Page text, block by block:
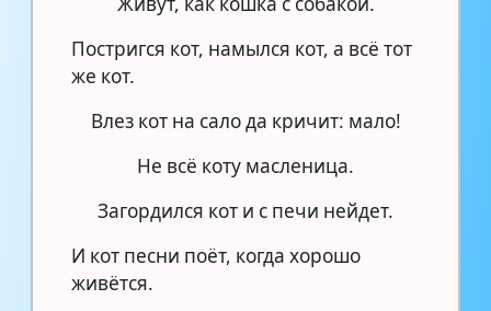
Постригся кот, намылся кот, а всё тот
же кот.
Влез кот на сало да кричит: мало!
Не всё коту масленица.
Загордился кот и с печи нейдет.
И кот песни поёт, когда хорошо
живётся.